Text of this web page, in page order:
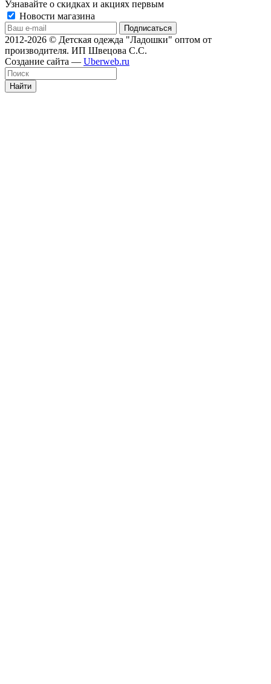
Узнавайте о скидках и акциях первым
Новости магазина
2012-2026 © Детская одежда "Ладошки" оптом от
производителя. ИП Швецова С.С.
Создание сайта — Uberweb.ru
Найти